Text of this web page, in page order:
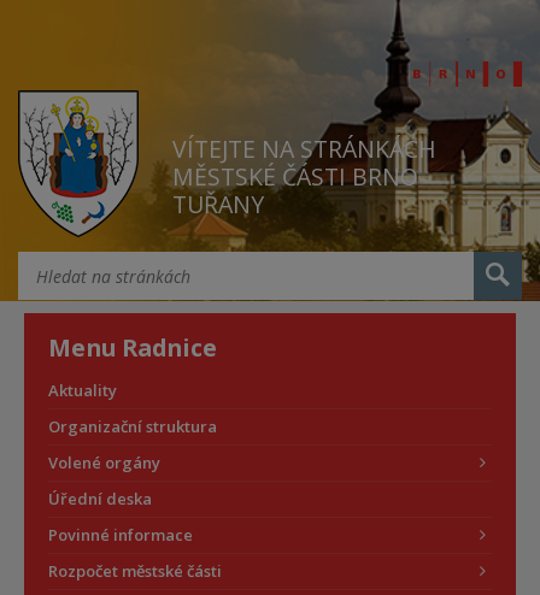
VÍTEJTE NA STRÁNKÁCH
MĚSTSKÉ ČÁSTI BRNO
TUŘANY
Menu Radnice
Aktuality
Organizační struktura
Volené orgány
Úřední deska
Povinné informace
Rozpočet městské části